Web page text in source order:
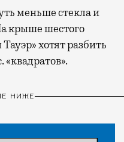
крыше шестого
хотят разбить
НИЖЕ